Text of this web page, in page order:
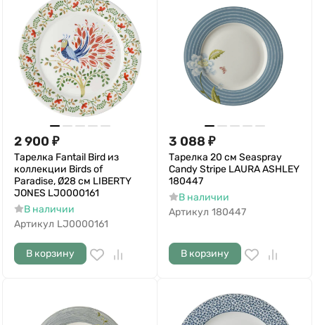
2 900 ₽
Тарелка Fantail Bird из
коллекции Birds of
Paradise, Ø28 см LIBERTY
JONES LJ0000161
В наличии
Артикул LJ0000161
В корзину
3 088 ₽
Тарелка 20 см Seaspray
Candy Stripe LAURA ASHLEY
180447
В наличии
Артикул 180447
В корзину